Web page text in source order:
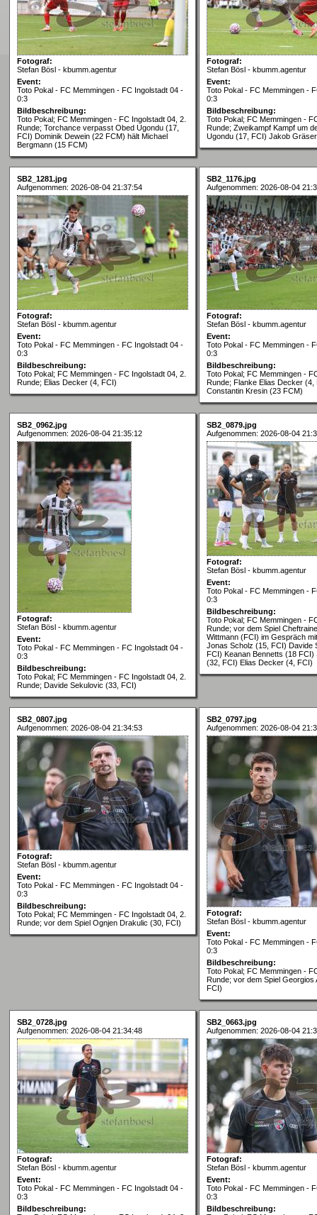
Fotograf:
Stefan Bösl - kbumm.agentur
Event:
Toto Pokal - FC Memmingen - FC Ingolstadt 04 -
0:3
Bildbeschreibung:
Toto Pokal; FC Memmingen - FC Ingolstadt 04, 2.
Runde; Torchance verpasst Obed Ugondu (17,
FCI) Dominik Dewein (22 FCM) hält Michael
Bergmann (15 FCM)
Fotograf:
Stefan Bösl - kbumm.agentur
Event:
Toto Pokal - FC Memmingen -
0:3
Bildbeschreibung:
Toto Pokal; FC Memmingen -
Runde; Zweikampf Kampf um
Ugondu (17, FCI) Jakob
SB2_1281.jpg
Aufgenommen: 2026-08-04 21:37:54
Fotograf:
Stefan Bösl - kbumm.agentur
Event:
Toto Pokal - FC Memmingen - FC Ingolstadt 04 -
0:3
Bildbeschreibung:
Toto Pokal; FC Memmingen - FC Ingolstadt 04, 2.
Runde; Elias Decker (4, FCI)
SB2_1176.jpg
Aufgenommen: 2026-08-04
Fotograf:
Stefan Bösl - kbumm.agentur
Event:
Toto Pokal - FC Memmingen -
0:3
Bildbeschreibung:
Toto Pokal; FC Memmingen -
Runde; Flanke Elias Decker (4,
Constantin Kresin (23 FCM)
SB2_0962.jpg
Aufgenommen: 2026-08-04 21:35:12
Fotograf:
Stefan Bösl - kbumm.agentur
Event:
Toto Pokal - FC Memmingen - FC Ingolstadt 04 -
0:3
Bildbeschreibung:
Toto Pokal; FC Memmingen - FC Ingolstadt 04, 2.
Runde; Davide Sekulovic (33, FCI)
SB2_0879.jpg
Aufgenommen: 2026-08-04
Fotograf:
Stefan Bösl - kbumm.agentur
Event:
Toto Pokal - FC Memmingen -
0:3
Bildbeschreibung:
Toto Pokal; FC Memmingen -
Runde; vor dem Spiel
Wittmann (FCI) im Gespräch
Jonas Scholz (15, FCI) Davide
FCI) Keanan Bennetts (18 FCI)
(32, FCI) Elias Decker (4, FCI)
SB2_0807.jpg
Aufgenommen: 2026-08-04 21:34:53
Fotograf:
Stefan Bösl - kbumm.agentur
Event:
Toto Pokal - FC Memmingen - FC Ingolstadt 04 -
0:3
Bildbeschreibung:
Toto Pokal; FC Memmingen - FC Ingolstadt 04, 2.
Runde; vor dem Spiel Ognjen Drakulic (30, FCI)
SB2_0797.jpg
Aufgenommen: 2026-08-04
Fotograf:
Stefan Bösl - kbumm.agentur
Event:
Toto Pokal - FC Memmingen -
0:3
Bildbeschreibung:
Toto Pokal; FC Memmingen -
Runde; vor dem Spiel Georgios
FCI)
SB2_0728.jpg
Aufgenommen: 2026-08-04 21:34:48
Fotograf:
Stefan Bösl - kbumm.agentur
Event:
Toto Pokal - FC Memmingen - FC Ingolstadt 04 -
0:3
Bildbeschreibung:
SB2_0663.jpg
Aufgenommen: 2026-08-04
Fotograf:
Stefan Bösl - kbumm.agentur
Event:
Toto Pokal - FC Memmingen -
0:3
Bildbeschreibung: